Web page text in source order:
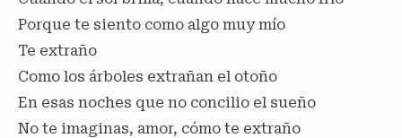
Porque te siento como algo muy mío
Te extraño
Como los árboles extrañan el otoño
En esas noches que no concilio el sueño
No te imaginas, amor, cómo te extraño